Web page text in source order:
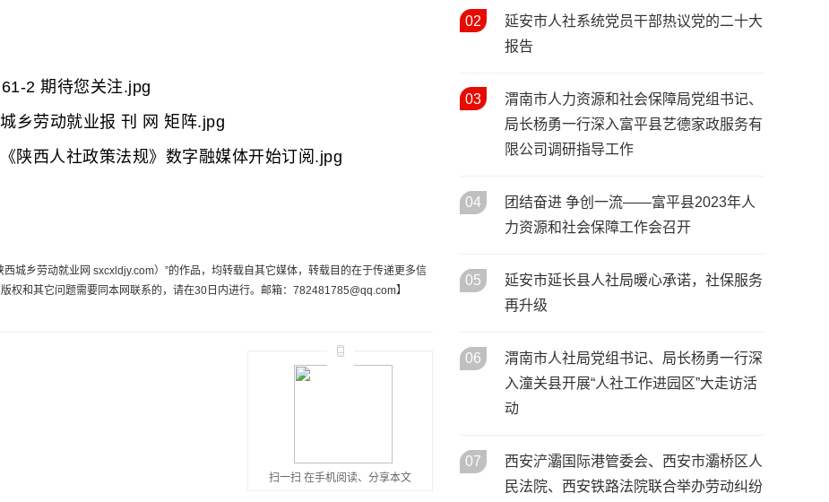
城乡劳动就业网 sxcxldjy.com）”的作品，均转载自其它媒体，转载目的在于传递更多信
权和其它问题需要同本网联系的，请在30日内进行。邮箱：782481785@qq.com】
扫一扫 在手机阅读、分享本文
暨就业援助季（春暖农民工）
/ 02月
五”开局人社发展新蓝图
/ 02月
春风送岗暖秦巴 协作赋能促就
业——陕西省2026年春风行动
暨就业援助季启动仪式在安康
02
延安市人社系统党员干部热议党的二十大
报告
03
渭南市人力资源和社会保障局党组书记、
局长杨勇一行深入富平县艺德家政服务有
限公司调研指导工作
04
团结奋进 争创一流——富平县2023年人
力资源和社会保障工作会召开
05
延安市延长县人社局暖心承诺，社保服务
再升级
06
渭南市人社局党组书记、局长杨勇一行深
入潼关县开展“人社工作进园区”大走访活
动
07
西安浐灞国际港管委会、西安市灞桥区人
民法院、西安铁路法院联合举办劳动纠纷